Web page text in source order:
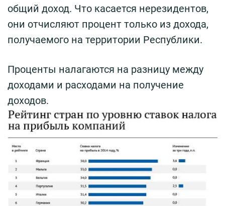
общий доход. Что касается нерезидентов,
они отчисляют процент только из дохода,
получаемого на территории Республики.
Проценты налагаются на разницу между
доходами и расходами на получение
доходов.